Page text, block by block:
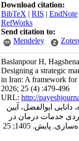
Download citation:
BibTeX|RIS|
RefWorks
Send citation to:
Mendeley
Baslanpour H,
Designing a strategic
in Iran: A framework
2026; 25 (4) :479-496
URL:http://
ابوالفضل، آیین
خدمات درمان در
منزل در ایران: چارچوبی برای توسعه و پیاده‌سازی. پایش. 1405; 25